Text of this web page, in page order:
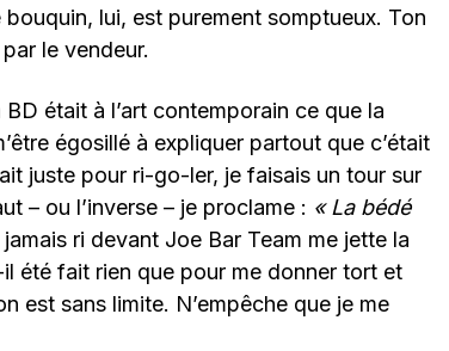
lui, est purement somptueux. Ton
le vendeur.
était à l’art contemporain ce que la
égosillé à expliquer partout que c’était
juste pour ri-go-ler, je faisais un tour sur
– ou l’inverse – je proclame : « La bédé
jamais ri devant Joe Bar Team me jette la
été fait rien que pour me donner tort et
est sans limite. N’empêche que je me